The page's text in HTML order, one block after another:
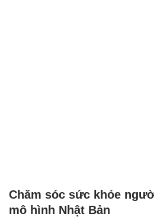
Chăm sóc sức khỏe
mô hình Nhật Bản